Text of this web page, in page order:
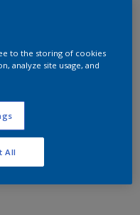
to the storing of cookies
analyze site usage, and
All